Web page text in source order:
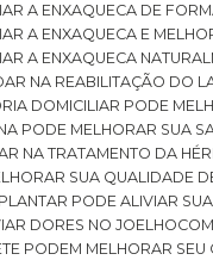
A ENXAQUECA DE
A ENXAQUECA E
A ENXAQUECA
NA REABILITAÇÃO DO
DOMICILIAR PODE
PODE MELHORAR SUA
NA TRATAMENTO DA
SUA QUALIDADE
PODE ALIVIAR
DORES NO JOELHO
PODEM MELHORAR